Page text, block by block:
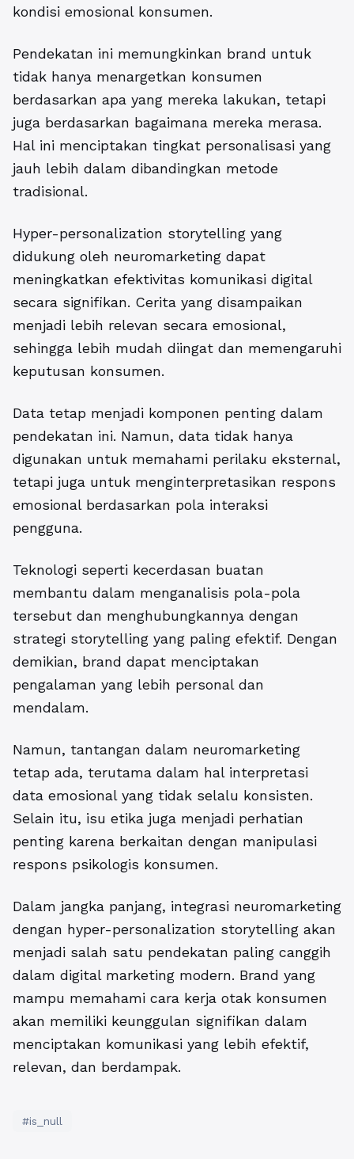
kondisi emosional konsumen.
Pendekatan ini memungkinkan brand untuk
tidak hanya menargetkan konsumen
berdasarkan apa yang mereka lakukan, tetapi
juga berdasarkan bagaimana mereka merasa.
Hal ini menciptakan tingkat personalisasi yang
jauh lebih dalam dibandingkan metode
tradisional.
Hyper-personalization storytelling yang
didukung oleh neuromarketing dapat
meningkatkan efektivitas komunikasi digital
secara signifikan. Cerita yang disampaikan
menjadi lebih relevan secara emosional,
sehingga lebih mudah diingat dan memengaruhi
keputusan konsumen.
Data tetap menjadi komponen penting dalam
pendekatan ini. Namun, data tidak hanya
digunakan untuk memahami perilaku eksternal,
tetapi juga untuk menginterpretasikan respons
emosional berdasarkan pola interaksi
pengguna.
Teknologi seperti kecerdasan buatan
membantu dalam menganalisis pola-pola
tersebut dan menghubungkannya dengan
strategi storytelling yang paling efektif. Dengan
demikian, brand dapat menciptakan
pengalaman yang lebih personal dan
mendalam.
Namun, tantangan dalam neuromarketing
tetap ada, terutama dalam hal interpretasi
data emosional yang tidak selalu konsisten.
Selain itu, isu etika juga menjadi perhatian
penting karena berkaitan dengan manipulasi
respons psikologis konsumen.
Dalam jangka panjang, integrasi neuromarketing
dengan hyper-personalization storytelling akan
menjadi salah satu pendekatan paling canggih
dalam digital marketing modern. Brand yang
mampu memahami cara kerja otak konsumen
akan memiliki keunggulan signifikan dalam
menciptakan komunikasi yang lebih efektif,
relevan, dan berdampak.
#is_null